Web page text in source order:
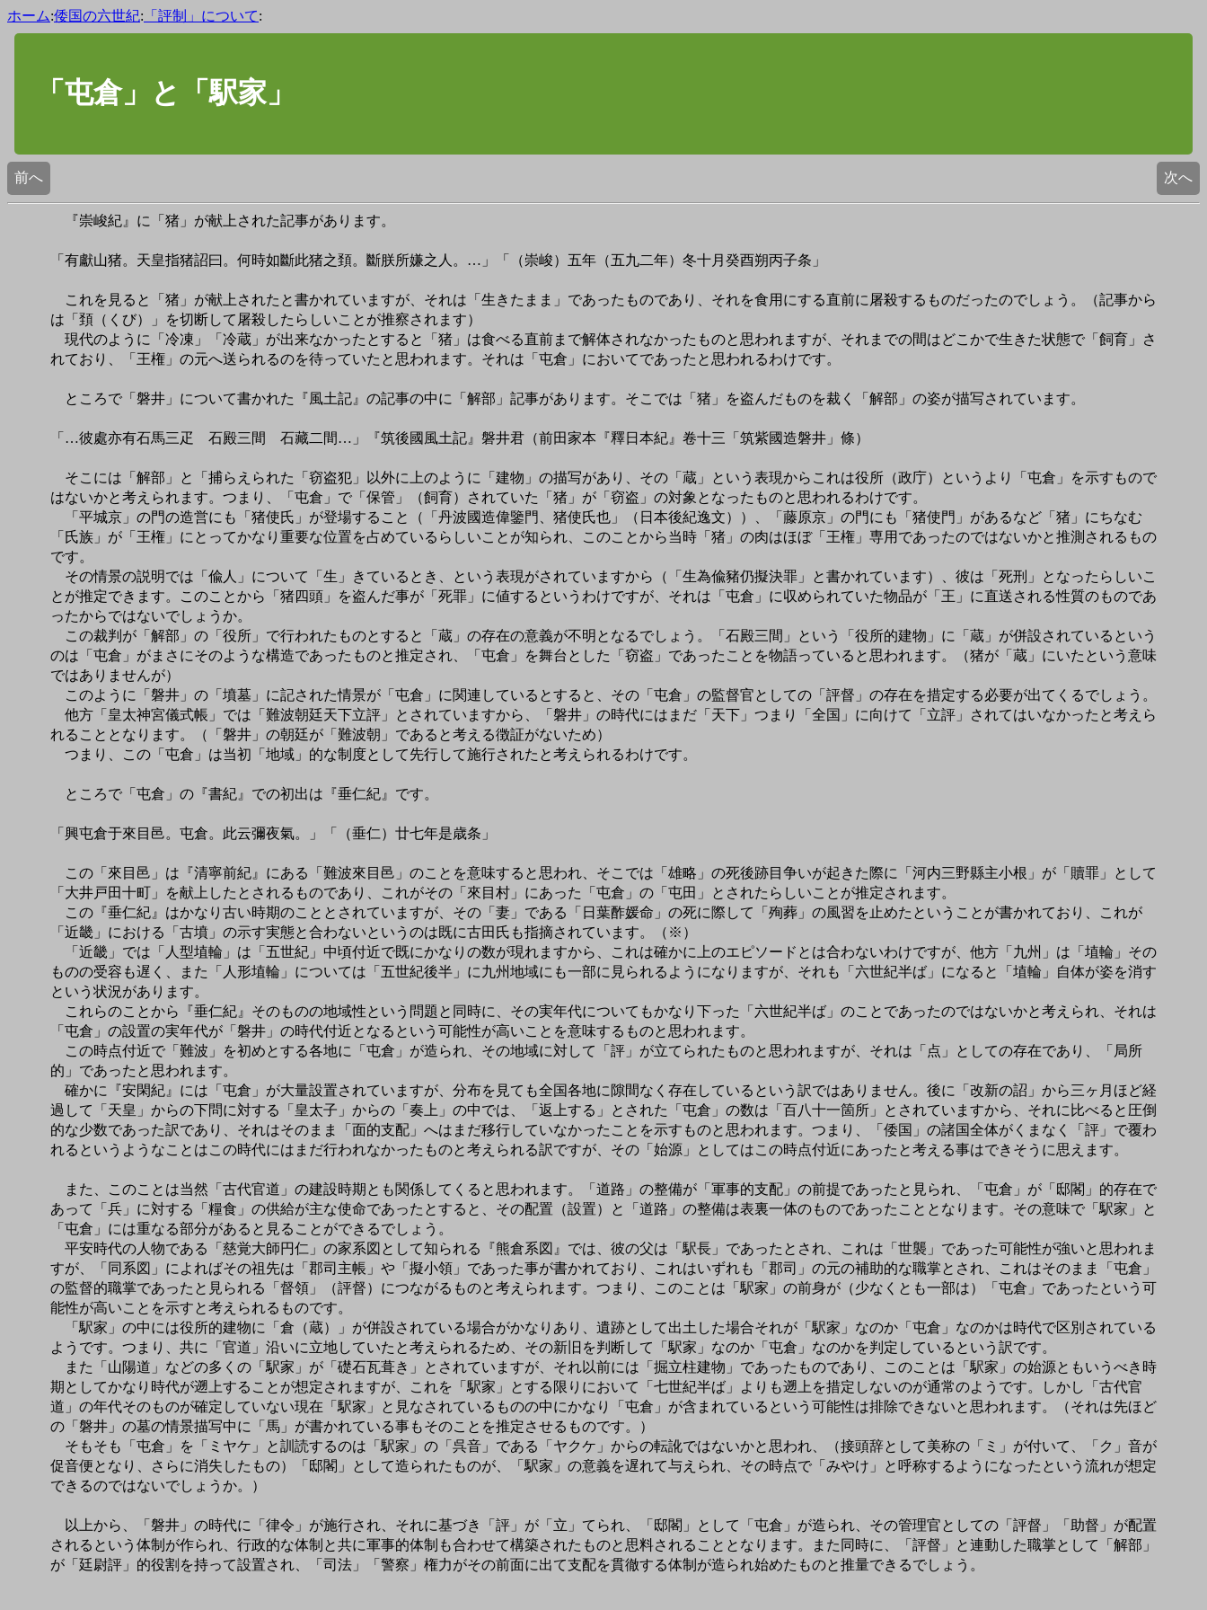
ホーム:倭国の六世紀: 「評制」について:
「屯倉」と「駅家」
前へ 次へ
『崇峻紀』に「猪」が献上された記事があります。
「有獻山猪。天皇指猪詔曰。何時如斷此猪之頚。斷朕所嫌之人。…」「（崇峻）五年（五九二年）冬十月癸酉朔丙子条」
これを見ると「猪」が献上されたと書かれていますが、それは「生きたまま」であったものであり、それを食用にする直前に屠殺するものだったのでしょう。（記事から
は「頚（くび）」を切断して屠殺したらしいことが推察されます）
現代のように「冷凍」「冷蔵」が出来なかったとすると「猪」は食べる直前まで解体されなかったものと思われますが、それまでの間はどこかで生きた状態で「飼育」さ
れており、「王権」の元へ送られるのを待っていたと思われます。それは「屯倉」においてであったと思われるわけです。
ところで「磐井」について書かれた『風土記』の記事の中に「解部」記事があります。そこでは「猪」を盗んだものを裁く「解部」の姿が描写されています。
「…彼處亦有石馬三疋 石殿三間 石藏二間…」『筑後國風土記』磐井君（前田家本『釋日本紀』卷十三「筑紫國造磐井」條）
そこには「解部」と「捕らえられた「窃盗犯」以外に上のように「建物」の描写があり、その「蔵」という表現からこれは役所（政庁）というより「屯倉」を示すもので
はないかと考えられます。つまり、「屯倉」で「保管」（飼育）されていた「猪」が「窃盗」の対象となったものと思われるわけです。
「平城京」の門の造営にも「猪使氏」が登場すること（「丹波國造偉鑒門、猪使氏也」（日本後紀逸文））、「藤原京」の門にも「猪使門」があるなど「猪」にちなむ
「氏族」が「王権」にとってかなり重要な位置を占めているらしいことが知られ、このことから当時「猪」の肉はほぼ「王権」専用であったのではないかと推測されるもの
です。
その情景の説明では「偸人」について「生」きているとき、という表現がされていますから（「生為偸豬仍擬決罪」と書かれています）、彼は「死刑」となったらしいこ
とが推定できます。このことから「猪四頭」を盗んだ事が「死罪」に値するというわけですが、それは「屯倉」に収められていた物品が「王」に直送される性質のものであ
ったからではないでしょうか。
この裁判が「解部」の「役所」で行われたものとすると「蔵」の存在の意義が不明となるでしょう。「石殿三間」という「役所的建物」に「蔵」が併設されているという
のは「屯倉」がまさにそのような構造であったものと推定され、「屯倉」を舞台とした「窃盗」であったことを物語っていると思われます。（猪が「蔵」にいたという意味
ではありませんが）
このように「磐井」の「墳墓」に記された情景が「屯倉」に関連しているとすると、その「屯倉」の監督官としての「評督」の存在を措定する必要が出てくるでしょう。
他方「皇太神宮儀式帳」では「難波朝廷天下立評」とされていますから、「磐井」の時代にはまだ「天下」つまり「全国」に向けて「立評」されてはいなかったと考えら
れることとなります。（「磐井」の朝廷が「難波朝」であると考える徴証がないため）
つまり、この「屯倉」は当初「地域」的な制度として先行して施行されたと考えられるわけです。
ところで「屯倉」の『書紀』での初出は『垂仁紀』です。
「興屯倉于來目邑。屯倉。此云彌夜氣。」「（垂仁）廿七年是歳条」
この「來目邑」は『清寧前紀』にある「難波來目邑」のことを意味すると思われ、そこでは「雄略」の死後跡目争いが起きた際に「河内三野縣主小根」が「贖罪」として
「大井戸田十町」を献上したとされるものであり、これがその「來目村」にあった「屯倉」の「屯田」とされたらしいことが推定されます。
この『垂仁紀』はかなり古い時期のこととされていますが、その「妻」である「日葉酢媛命」の死に際して「殉葬」の風習を止めたということが書かれており、これが
「近畿」における「古墳」の示す実態と合わないというのは既に古田氏も指摘されています。（※）
「近畿」では「人型埴輪」は「五世紀」中頃付近で既にかなりの数が現れますから、これは確かに上のエピソードとは合わないわけですが、他方「九州」は「埴輪」その
ものの受容も遅く、また「人形埴輪」については「五世紀後半」に九州地域にも一部に見られるようになりますが、それも「六世紀半ば」になると「埴輪」自体が姿を消す
という状況があります。
これらのことから『垂仁紀』そのものの地域性という問題と同時に、その実年代についてもかなり下った「六世紀半ば」のことであったのではないかと考えられ、それは
「屯倉」の設置の実年代が「磐井」の時代付近となるという可能性が高いことを意味するものと思われます。
この時点付近で「難波」を初めとする各地に「屯倉」が造られ、その地域に対して「評」が立てられたものと思われますが、それは「点」としての存在であり、「局所
的」であったと思われます。
確かに『安閑紀』には「屯倉」が大量設置されていますが、分布を見ても全国各地に隙間なく存在しているという訳ではありません。後に「改新の詔」から三ヶ月ほど経
過して「天皇」からの下問に対する「皇太子」からの「奏上」の中では、「返上する」とされた「屯倉」の数は「百八十一箇所」とされていますから、それに比べると圧倒
的な少数であった訳であり、それはそのまま「面的支配」へはまだ移行していなかったことを示すものと思われます。つまり、「倭国」の諸国全体がくまなく「評」で覆わ
れるというようなことはこの時代にはまだ行われなかったものと考えられる訳ですが、その「始源」としてはこの時点付近にあったと考える事はできそうに思えます。
また、このことは当然「古代官道」の建設時期とも関係してくると思われます。「道路」の整備が「軍事的支配」の前提であったと見られ、「屯倉」が「邸閣」的存在で
あって「兵」に対する「糧食」の供給が主な使命であったとすると、その配置（設置）と「道路」の整備は表裏一体のものであったこととなります。その意味で「駅家」と
「屯倉」には重なる部分があると見ることができるでしょう。
平安時代の人物である「慈覚大師円仁」の家系図として知られる『熊倉系図』では、彼の父は「駅長」であったとされ、これは「世襲」であった可能性が強いと思われま
すが、「同系図」によればその祖先は「郡司主帳」や「擬小領」であった事が書かれており、これはいずれも「郡司」の元の補助的な職掌とされ、これはそのまま「屯倉」
の監督的職掌であったと見られる「督領」（評督）につながるものと考えられます。つまり、このことは「駅家」の前身が（少なくとも一部は）「屯倉」であったという可
能性が高いことを示すと考えられるものです。
「駅家」の中には役所的建物に「倉（蔵）」が併設されている場合がかなりあり、遺跡として出土した場合それが「駅家」なのか「屯倉」なのかは時代で区別されている
ようです。つまり、共に「官道」沿いに立地していたと考えられるため、その新旧を判断して「駅家」なのか「屯倉」なのかを判定しているという訳です。
また「山陽道」などの多くの「駅家」が「礎石瓦葺き」とされていますが、それ以前には「掘立柱建物」であったものであり、このことは「駅家」の始源ともいうべき時
期としてかなり時代が遡上することが想定されますが、これを「駅家」とする限りにおいて「七世紀半ば」よりも遡上を措定しないのが通常のようです。しかし「古代官
道」の年代そのものが確定していない現在「駅家」と見なされているものの中にかなり「屯倉」が含まれているという可能性は排除できないと思われます。（それは先ほど
の「磐井」の墓の情景描写中に「馬」が書かれている事もそのことを推定させるものです。）
そもそも「屯倉」を「ミヤケ」と訓読するのは「駅家」の「呉音」である「ヤクケ」からの転訛ではないかと思われ、（接頭辞として美称の「ミ」が付いて、「ク」音が
促音便となり、さらに消失したもの）「邸閣」として造られたものが、「駅家」の意義を遅れて与えられ、その時点で「みやけ」と呼称するようになったという流れが想定
できるのではないでしょうか。）
以上から、「磐井」の時代に「律令」が施行され、それに基づき「評」が「立」てられ、「邸閣」として「屯倉」が造られ、その管理官としての「評督」「助督」が配置
されるという体制が作られ、行政的な体制と共に軍事的体制も合わせて構築されたものと思料されることとなります。また同時に、「評督」と連動した職掌として「解部」
が「廷尉評」的役割を持って設置され、「司法」「警察」権力がその前面に出て支配を貫徹する体制が造られ始めたものと推量できるでしょう。